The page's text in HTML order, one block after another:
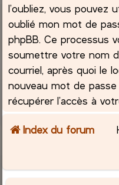
l’oubliez, vous pouvez
oublié mon mot de
phpBB. Ce processus
soumettre votre nom
courriel, après quoi le
nouveau mot de
récupérer l’accès à
Index du forum